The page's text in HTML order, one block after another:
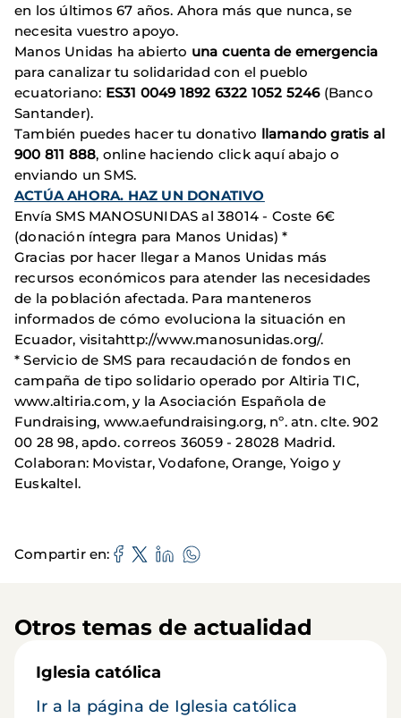
en los últimos 67 años. Ahora más que nunca, se
necesita vuestro apoyo.
Manos Unidas ha abierto una cuenta de emergencia
para canalizar tu solidaridad con el pueblo
ecuatoriano: ES31 0049 1892 6322 1052 5246(Banco
Santander).
También puedes hacer tu donativo llamando gratis al
900 811 888, online haciendo click aquí abajo o
enviando un SMS.
ACTÚA AHORA. HAZ UN DONATIVO
Envía SMS MANOSUNIDAS al 38014 - Coste 6€
(donación íntegra para Manos Unidas) *
Gracias por hacer llegar a Manos Unidas más
recursos económicos para atender las necesidades
de la población afectada. Para manteneros
informados de cómo evoluciona la situación en
Ecuador, visitahttp://www.manosunidas.org/.
* Servicio de SMS para recaudación de fondos en
campaña de tipo solidario operado por Altiria TIC,
www.altiria.com, y la Asociación Española de
Fundraising, www.aefundraising.org, nº. atn. clte. 902
00 28 98, apdo. correos 36059 - 28028 Madrid.
Colaboran: Movistar, Vodafone, Orange, Yoigo y
Euskaltel.
Compartir en
Otros temas de actualidad
Iglesia católica
Ir a la página de Iglesia católica